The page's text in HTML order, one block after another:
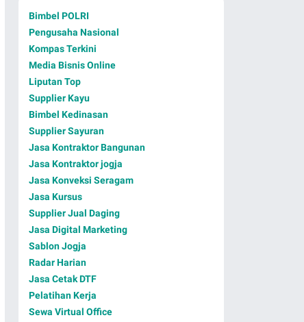
Bimbel POLRI
Pengusaha Nasional
Kompas Terkini
Media Bisnis Online
Liputan Top
Supplier Kayu
Bimbel Kedinasan
Supplier Sayuran
Jasa Kontraktor Bangunan
Jasa Kontraktor jogja
Jasa Konveksi Seragam
Jasa Kursus
Supplier Jual Daging
Jasa Digital Marketing
Sablon Jogja
Radar Harian
Jasa Cetak DTF
Pelatihan Kerja
Sewa Virtual Office